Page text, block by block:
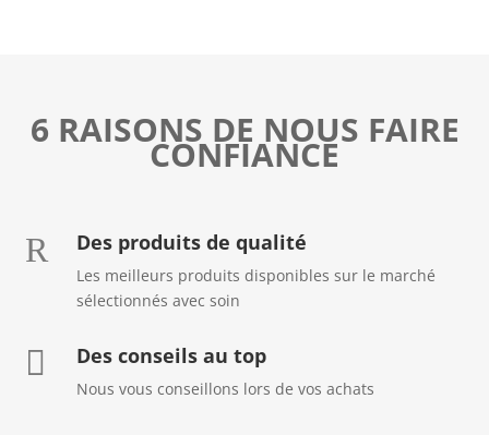
6 RAISONS DE NOUS FAIRE
CONFIANCE
R Des produits de qualité
Les meilleurs produits disponibles sur le marché
sélectionnés avec soin
 Des conseils au top
Nous vous conseillons lors de vos achats